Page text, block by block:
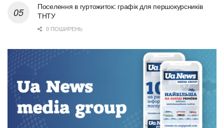
Поселення в гуртожиток: графік для першокурсників
ТНТУ
0 ПОШИРЕНЬ